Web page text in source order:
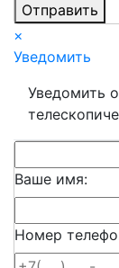
Отправить
×
Уведомить
Уведомить
Ваше имя:
Номер